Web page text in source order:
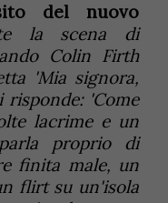
del nuovo
la scena di
Colin Firth
'Mia signora,
risponde: 'Come
lacrime e un
proprio di
finita male, un
flirt su un'isola